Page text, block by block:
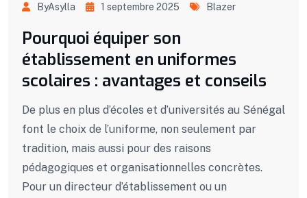
ByAsylla 1 septembre 2025 Blazer
Pourquoi équiper son
établissement en uniformes
scolaires : avantages et conseils
De plus en plus d’écoles et d’universités au Sénégal
font le choix de l’uniforme, non seulement par
tradition, mais aussi pour des raisons
pédagogiques et organisationnelles concrètes.
Pour un directeur d’établissement ou un